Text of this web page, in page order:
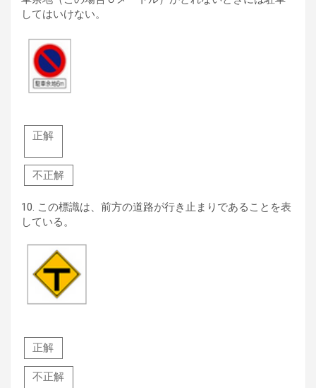
してはいけない。
正解
不正解
10. この標識は、前方の道路が行き止まりであることを表
している。
正解
不正解